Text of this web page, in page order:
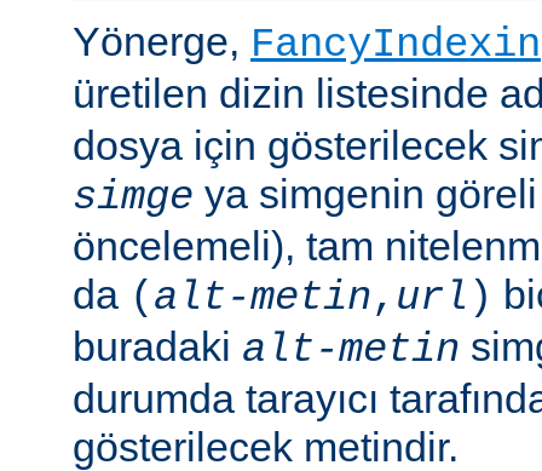
Yönerge,
üretilen dizin listesinde
dosya için gösterilecek
simge ya simgenin göreli
öncelemeli), tam
da ( alt-metin, url )
buradaki alt-metin
durumda tarayıcı
gösterilecek metindir.